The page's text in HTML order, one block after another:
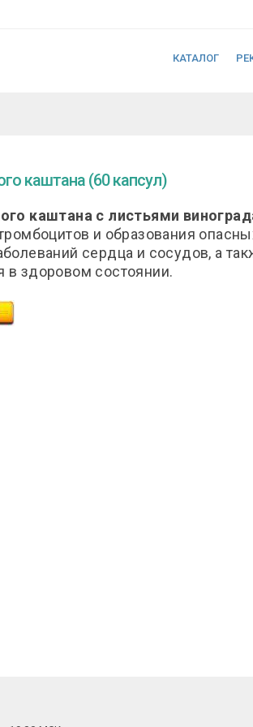
КАТАЛОГ
каштана (60 капсул)
каштана с листьями
и образования
сердца и сосудов, а
в здоровом состоянии.